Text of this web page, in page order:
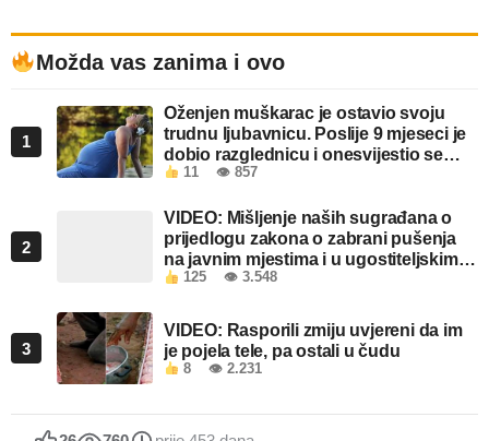
Možda vas zanima i ovo
1
Oženjen muškarac je ostavio svoju
trudnu ljubavnicu. Poslije 9 mjeseci je
dobio razglednicu i onesvijestio se
kada je pročitao šta piše!
11 👁 857
2
VIDEO: Mišljenje naših sugrađana o
prijedlogu zakona o zabrani pušenja
na javnim mjestima i u ugostiteljskim
objektima u FBiH
125 👁 3.548
3
VIDEO: Rasporili zmiju uvjereni da im
je pojela tele, pa ostali u čudu
8 👁 2.231